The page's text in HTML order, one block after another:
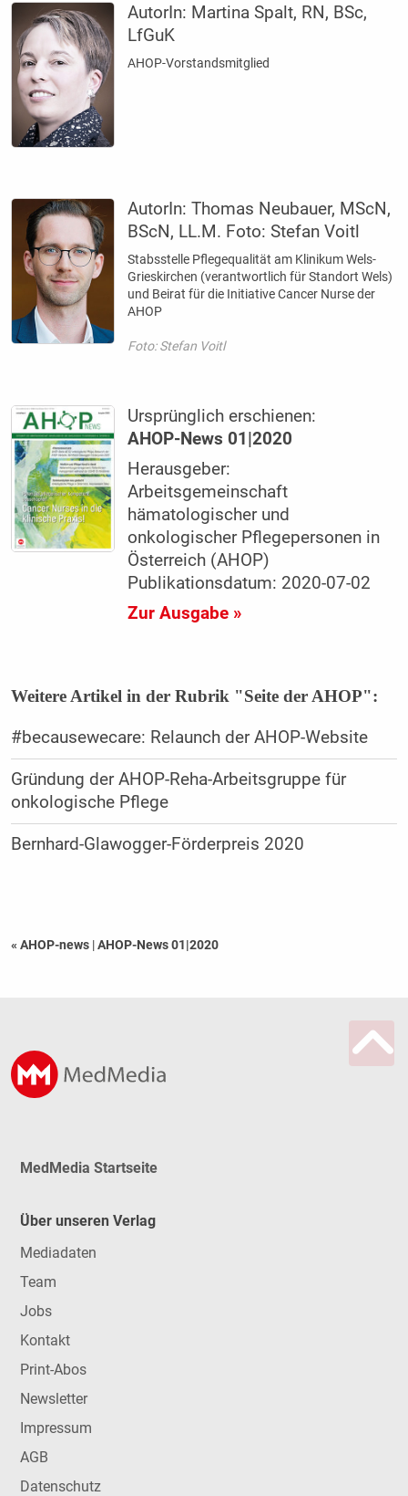
AutorIn: Martina Spalt, RN, BSc,
LfGuK
AHOP-Vorstandsmitglied
AutorIn:Thomas Neubauer, MScN,
BScN, LL.M. Foto: Stefan Voitl
Stabsstelle Pflegequalität am Klinikum Wels-
Grieskirchen (verantwortlich für Standort Wels)
und Beirat für die Initiative Cancer Nurse der
AHOP
Foto: Stefan Voitl
Ursprünglich erschienen:
AHOP-News 01|2020
Herausgeber:
Arbeitsgemeinschaft
hämatologischer und
onkologischer Pflegepersonen in
Österreich (AHOP)
Publikationsdatum: 2020-07-02
Zur Ausgabe »
Weitere Artikel in der Rubrik "Seite der AHOP":
#becausewecare: Relaunch der AHOP-Website
Gründung der AHOP-Reha-Arbeitsgruppe für
onkologische Pflege
Bernhard-Glawogger-Förderpreis 2020
« AHOP-news |AHOP-News 01|2020
MedMedia Startseite
Über unseren Verlag
Mediadaten
Team
Jobs
Kontakt
Print-Abos
Newsletter
Impressum
AGB
Datenschutz